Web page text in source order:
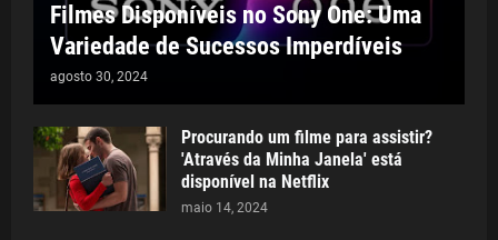
Filmes Disponíveis no Sony One: Uma
Variedade de Sucessos Imperdíveis
agosto 30, 2024
Procurando um filme para assistir?
'Através da Minha Janela' está
disponível na Netflix
maio 14, 2024